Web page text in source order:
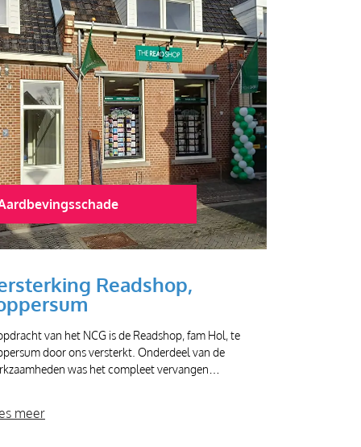
Readshop,
van het NCG is de Readshop, fam Hol, te
door ons versterkt. Onderdeel van de
was het compleet vervangen…
meer